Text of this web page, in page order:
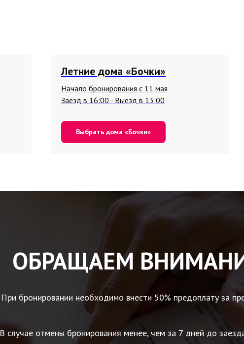
Летние дома «Бочки»
Начало бронирования с 11 мая
Заезд в 16:00 - Выезд в 13:00
Выбрать дома «Бочки»
ОБРАЩАЕМ
При бронировании необходимо внести 50% предоплату за
В случае отмены бронирования менее, чем за 7 дней до